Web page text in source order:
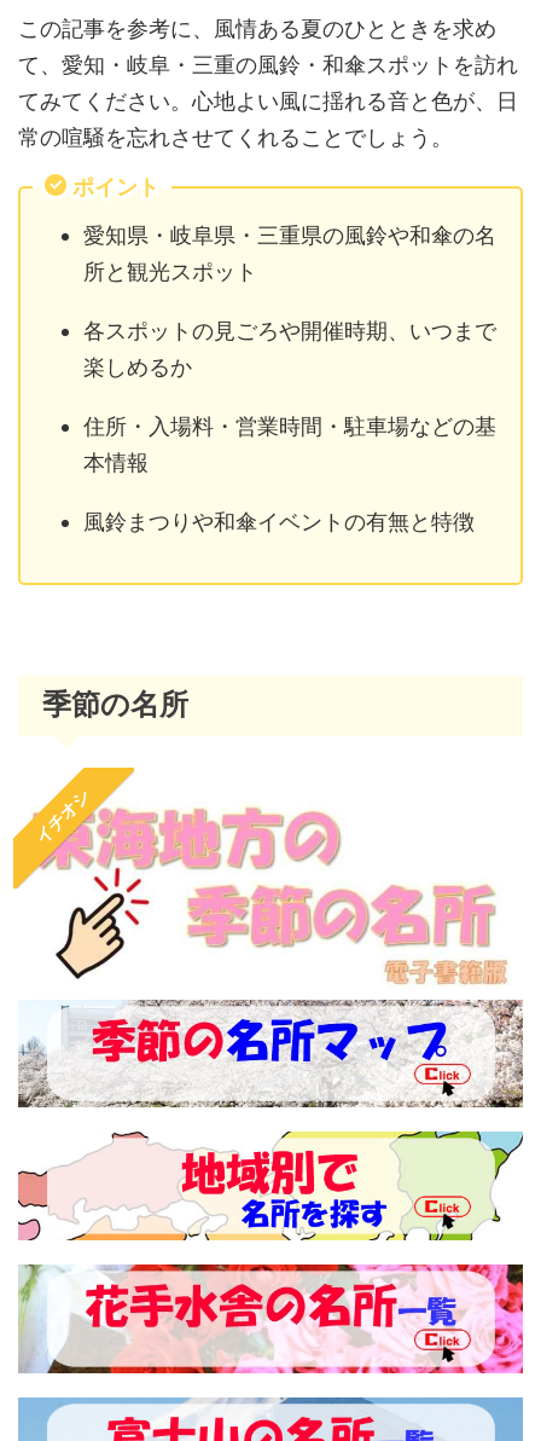
この記事を参考に、風情ある夏のひとときを求め
て、愛知・岐阜・三重の風鈴・和傘スポットを訪れ
てみてください。心地よい風に揺れる音と色が、日
常の喧騒を忘れさせてくれることでしょう。
ポイント
愛知県・岐阜県・三重県の風鈴や和傘の名
所と観光スポット
各スポットの見ごろや開催時期、いつまで
楽しめるか
住所・入場料・営業時間・駐車場などの基
本情報
風鈴まつりや和傘イベントの有無と特徴
季節の名所
イチオシ